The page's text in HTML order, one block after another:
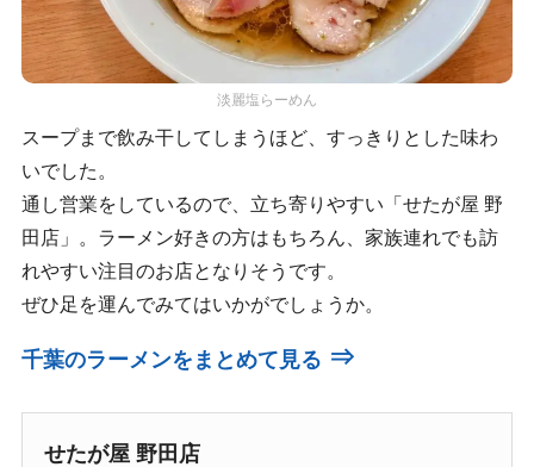
淡麗塩らーめん
スープまで飲み干してしまうほど、すっきりとした味わ
いでした。
通し営業をしているので、立ち寄りやすい「せたが屋 野
田店」。ラーメン好きの方はもちろん、家族連れでも訪
れやすい注目のお店となりそうです。
ぜひ足を運んでみてはいかがでしょうか。
千葉のラーメンをまとめて見る ⇒
せたが屋 野田店